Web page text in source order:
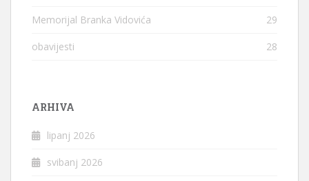
Memorijal Branka Vidovića 29
obavijesti 28
ARHIVA
lipanj 2026
svibanj 2026